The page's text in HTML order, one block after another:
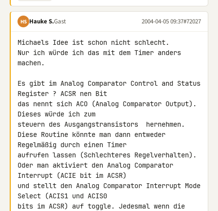
HS Hauke S.Gast 2004-04-05 09:37#72027
Michaels Idee ist schon nicht schlecht.
Nur ich würde ich das mit dem Timer anders
machen.
Es gibt im Analog Comparator Control and Status
Register ? ACSR nen Bit
das nennt sich ACO (Analog Comparator Output).
Dieses würde ich zum
steuern des Ausgangstransistors  hernehmen.
Diese Routine könnte man dann entweder
Regelmäßig durch einen Timer
aufrufen lassen (Schlechteres Regelverhalten).
Oder man aktiviert den Analog Comparator
Interrupt (ACIE bit im ACSR)
und stellt den Analog Comparator Interrupt Mode
Select (ACIS1 und ACIS0
bits im ACSR) auf toggle. Jedesmal wenn die